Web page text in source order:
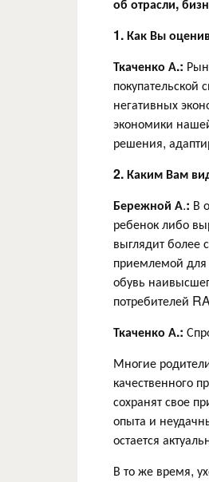
об отрасли,
1. Как Вы
Ткаченко А.:
покупательской
негативных
экономики
решения,
2. Каким Вам
Бережной А.: В
ребенок либо
выглядит более
приемлемой для
обувь
потребителей
Ткаченко А.:
Многие
качественного
сохранят свое
опыта и
остается
В то же время,